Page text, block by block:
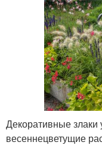
Декоративные
весеннецветущие